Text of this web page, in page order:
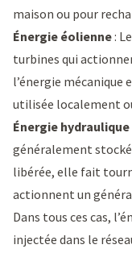
maison ou pour
Énergie éolienne:
turbines qui
l’énergie
utilisée localement
Énergie hydraulique
généralement
libérée, elle fait
actionnent un
Dans tous ces cas,
injectée dans le